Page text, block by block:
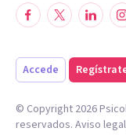
Accede
© Copyright 2026
reservados. Aviso legal